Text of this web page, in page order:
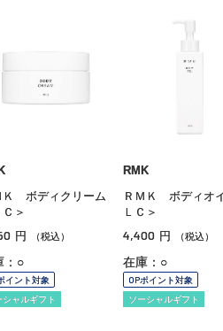
Ｋ ボディクリーム
Ｃ＞
円 （税込）
：○
イント対象
シャルギフト
RMK
ＲＭＫ ボディオ
ＬＣ＞
4,400 円 （税込）
在庫：○
OPポイント対象
ソーシャルギフト